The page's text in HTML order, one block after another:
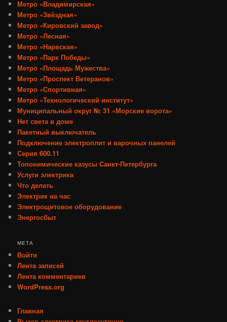
Метро «Владимирская»
Метро «Звёздная»
Метро «Кировский завод»
Метро «Лесная»
Метро «Нарвская»
Метро «Парк Победы»
Метро «Площадь Мужества»
Метро «Проспект Ветеранов»
Метро «Спортивная»
Метро «Технологический институт»
Муниципальный округ № 31 «Морские ворота»
Нет света в доме
Пакетный выключатель
Подключение электроплит и варочных панелей
Серия 600.11
Топонимические казусы Санкт-Петербурга
Услуги электрика
Что делать
Электрик на час
Электрощитовое оборудование
Энергосбыт
МЕТА
Войти
Лента записей
Лента комментариев
WordPress.org
Главная